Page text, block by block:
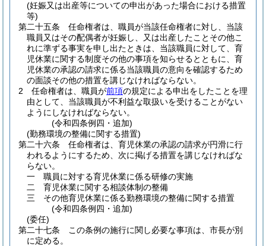
(妊娠又は出産等についての申出があった場合における措置
等)
第二十五条
任命権者は、職員が当該任命権者に対し、当該
職員又はその配偶者が妊娠し、又は出産したことその他こ
れに準ずる事実を申し出たときは、当該職員に対して、育
児休業に関する制度その他の事項を知らせるとともに、育
児休業の承認の請求に係る当該職員の意向を確認するため
の面談その他の措置を講じなければならない。
2
任命権者は、職員が前項の規定による申出をしたことを理
由として、当該職員が不利益な取扱いを受けることがない
ようにしなければならない。
(令和四条例四・追加)
(勤務環境の整備に関する措置)
第二十六条
任命権者は、育児休業の承認の請求が円滑に行
われるようにするため、次に掲げる措置を講じなければな
らない。
一
職員に対する育児休業に係る研修の実施
二
育児休業に関する相談体制の整備
三
その他育児休業に係る勤務環境の整備に関する措置
(令和四条例四・追加)
(委任)
第二十七条
この条例の施行に関し必要な事項は、市長が別
に定める。